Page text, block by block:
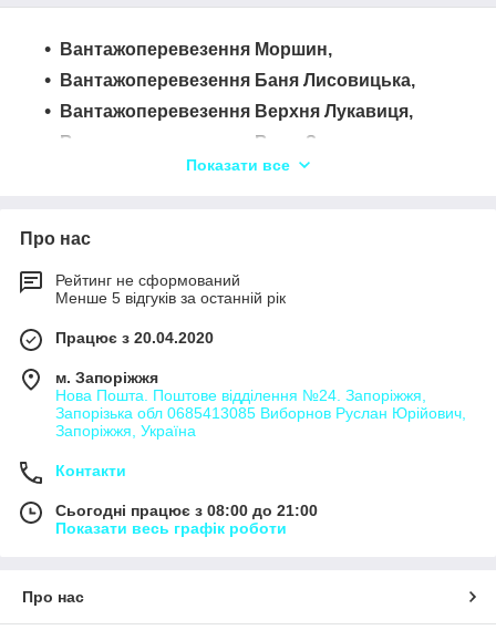
Вантажоперевезення Моршин,
Вантажоперевезення Баня Лисовицька,
Вантажоперевезення Верхня Лукавиця,
Вантажоперевезення Воля-Задеревацька,
Вантажоперевезення Горішнє,
Вантажоперевезення Долішнє,
Вантажоперевезення Лисовичі,
Вантажоперевезення Нижня,
Вантажоперевезення Пила,
Вантажоперевезення Смоляний,
Показати все
Про нас
Рейтинг не сформований
Менше 5 відгуків за останній рік
Працює з 20.04.2020
м. Запоріжжя
Нова Пошта. Поштове відділення №24. Запоріжжя,
Запорізька обл 0685413085 Виборнов Руслан Юрійович,
Запоріжжя, Україна
Контакти
Сьогодні працює з 08:00 до 21:00
Показати весь графік роботи
Про нас